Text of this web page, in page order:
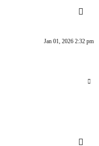
Jan 01, 2026 2:32 pm